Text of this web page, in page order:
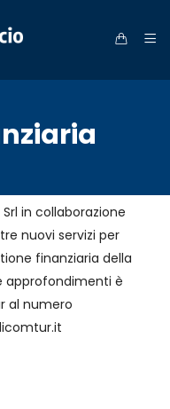
in collaborazione
nuovi servizi per
finanziaria della
approfondimenti è
al numero